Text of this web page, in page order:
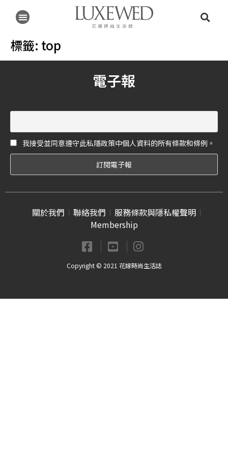
標籤: top
電子報
我接受並同意遵守此私隱政策中個人資料的所有條款和條例。
關於我們 聯絡我們
服務條款與隱私權聲明
Membership
Copyright © 2021 花嫁時尚生活誌